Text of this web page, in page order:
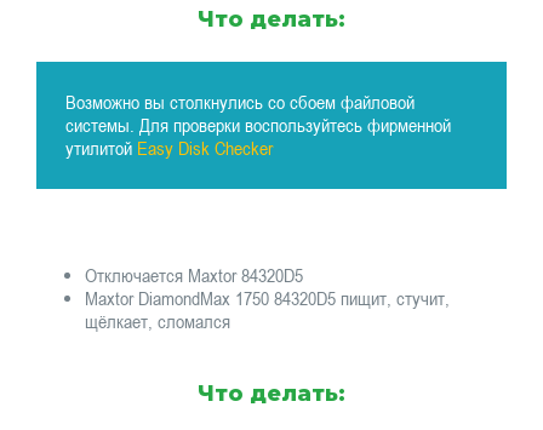
Что делать:
Возможно вы столкнулись со сбоем файловой
системы. Для проверки воспользуйтесь фирменной
утилитой Easy Disk Checker
Отключается Maxtor 84320D5
Maxtor DiamondMax 1750 84320D5 пищит, стучит,
щёлкает, сломался
Что делать: